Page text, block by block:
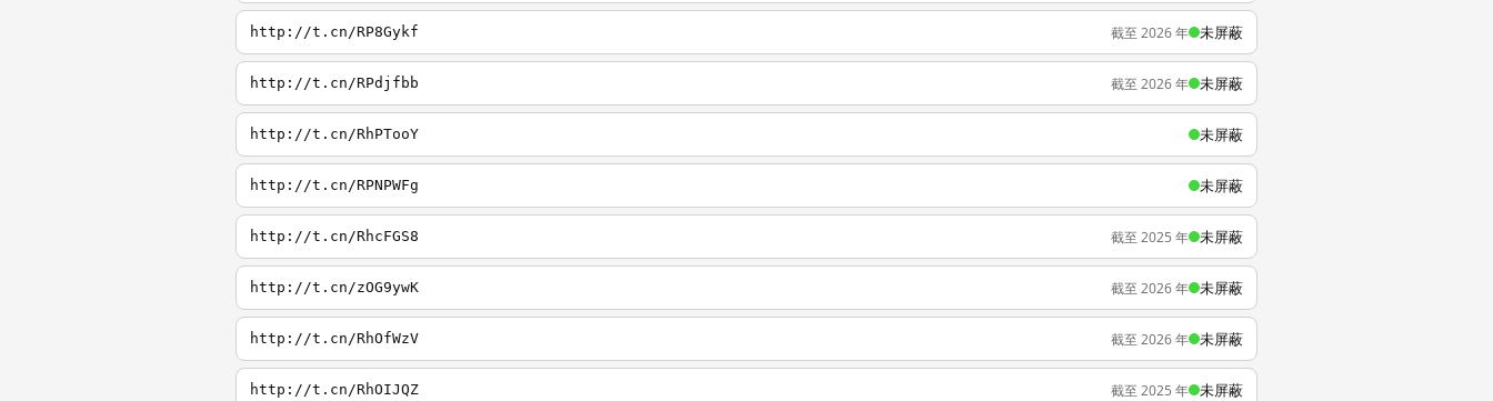
http://t.cn/RP8Gykf 截至 2026 年 未屏蔽
http://t.cn/RPdjfbb 截至 2026 年 未屏蔽
http://t.cn/RhPTooY 未屏蔽
http://t.cn/RPNPWFg 未屏蔽
http://t.cn/RhcFGS8 截至 2025 年 未屏蔽
http://t.cn/zOG9ywK 截至 2026 年 未屏蔽
http://t.cn/RhOfWzV 截至 2026 年 未屏蔽
http://t.cn/RhOIJQZ 截至 2025 年 未屏蔽